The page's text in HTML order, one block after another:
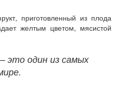
приготовленный из плода
желтым цветом, мясистой
это один из самых